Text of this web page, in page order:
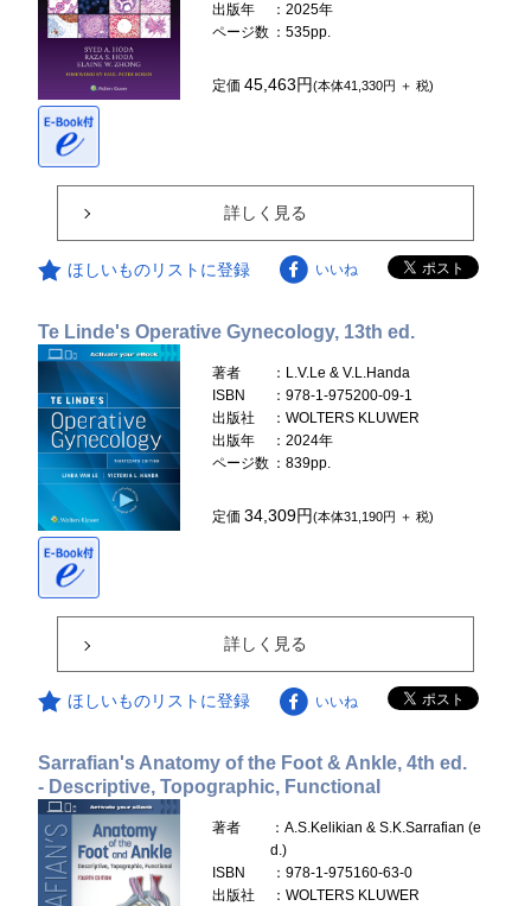
出版年
：2025年
ページ数 ：535pp.
定価45,463円(本体41,330円 ＋ 税)
詳しく見る
ほしいものリストに登録 いいね
Te Linde's Operative Gynecology, 13th ed.
著者
：L.V.Le & V.L.Handa
ISBN
：978-1-975200-09-1
出版社
：WOLTERS KLUWER
出版年
：2024年
ページ数 ：839pp.
定価34,309円(本体31,190円 ＋ 税)
詳しく見る
ほしいものリストに登録 いいね
Sarrafian's Anatomy of the Foot & Ankle, 4th ed.
- Descriptive, Topographic, Functional
著者
：A.S.Kelikian & S.K.Sarrafian (e
d.)
ISBN
：978-1-975160-63-0
出版社
：WOLTERS KLUWER